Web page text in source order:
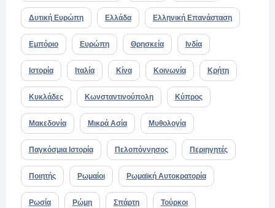
Δυτική Ευρώπη Ελλάδα Ελληνική Επανάσταση
Εμπόριο Ευρώπη Θρησκεία Ινδία
Ιστορία Ιταλία Κίνα Κοινωνία Κρήτη
Κυκλάδες Κωνσταντινούπολη Κύπρος
Μακεδονία Μικρά Ασία Μυθολογία
Παγκόσμια Ιστορία Πελοπόννησος Περιηγητές
Ποιητής Ρωμαίοι Ρωμαϊκή Αυτοκρατορία
Ρωσία Ρώμη Σπάρτη Τούρκοι